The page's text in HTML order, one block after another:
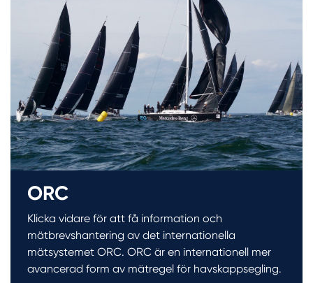
ORC
Klicka vidare för att få information och
mätbrevshantering av det internationella
mätsystemet ORC. ORC är en internationell mer
avancerad form av mätregel för havskappsegling.